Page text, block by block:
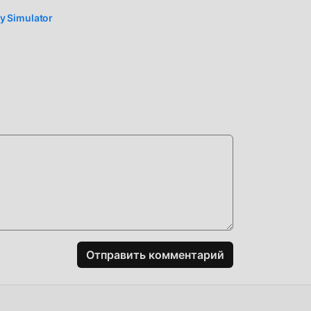
в
Simulator
Отправить комментарий